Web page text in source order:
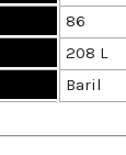
86
208 L
Baril